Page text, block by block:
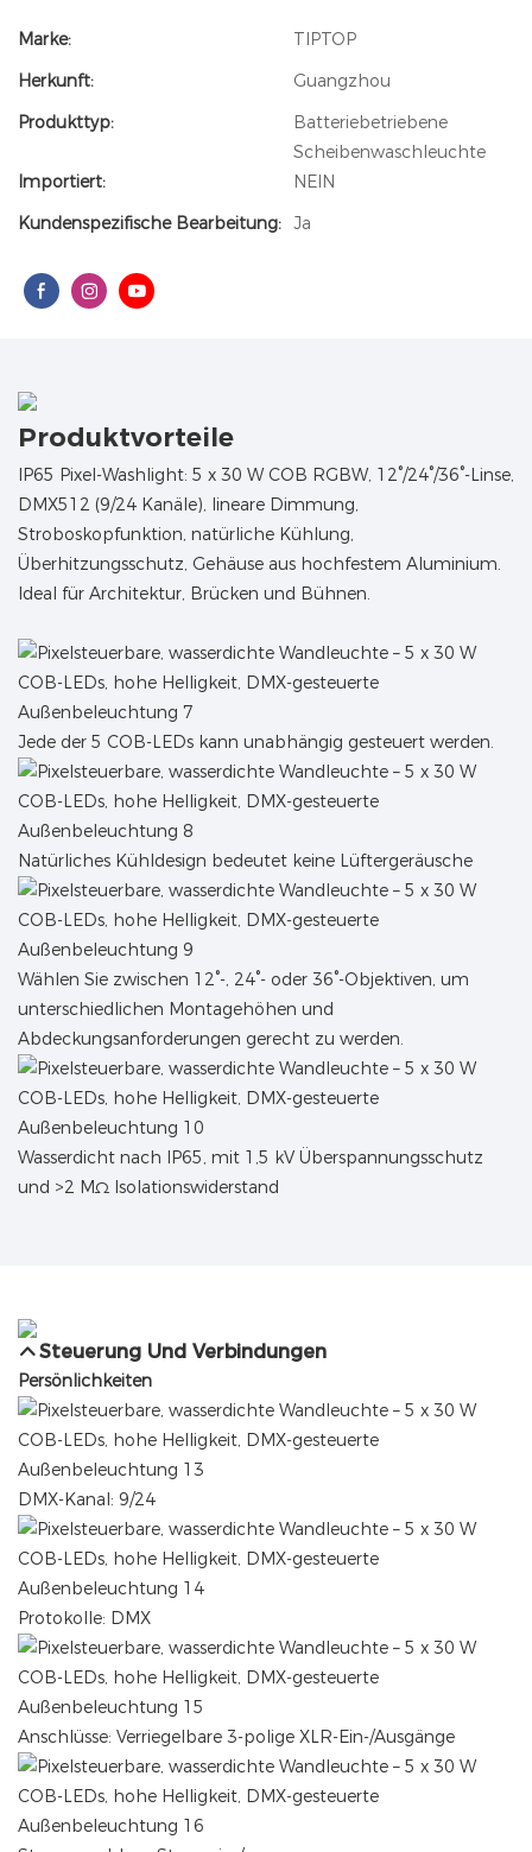
Marke:
TIPTOP
Herkunft:
Guangzhou
Produkttyp:
Batteriebetriebene
Scheibenwaschleuchte
Importiert:
NEIN
Kundenspezifische Bearbeitung: Ja
Produktvorteile
IP65 Pixel-Washlight: 5 x 30 W COB RGBW, 12°/24°/36°-Linse,
DMX512 (9/24 Kanäle), lineare Dimmung,
Stroboskopfunktion, natürliche Kühlung,
Überhitzungsschutz, Gehäuse aus hochfestem Aluminium.
Ideal für Architektur, Brücken und Bühnen.
Jede der 5 COB-LEDs kann unabhängig gesteuert werden.
Natürliches Kühldesign bedeutet keine Lüftergeräusche
Wählen Sie zwischen 12°-, 24°- oder 36°-Objektiven, um
unterschiedlichen Montagehöhen und
Abdeckungsanforderungen gerecht zu werden.
Wasserdicht nach IP65, mit 1,5 kV Überspannungsschutz
und >2 MΩ Isolationswiderstand
Steuerung Und Verbindungen
Persönlichkeiten
DMX-Kanal: 9/24
Protokolle: DMX
Anschlüsse: Verriegelbare 3-polige XLR-Ein-/Ausgänge